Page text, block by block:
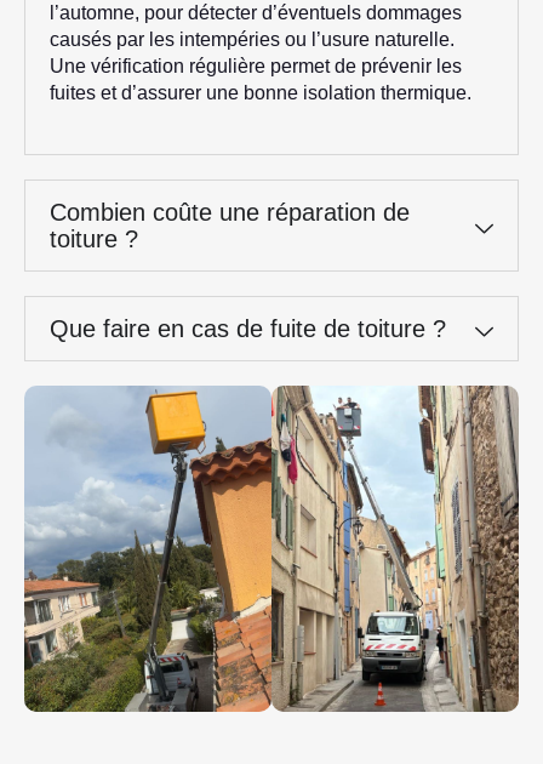
l’automne, pour détecter d’éventuels dommages
causés par les intempéries ou l’usure naturelle.
Une vérification régulière permet de prévenir les
fuites et d’assurer une bonne isolation thermique.
Combien coûte une réparation de
toiture ?
Que faire en cas de fuite de toiture ?